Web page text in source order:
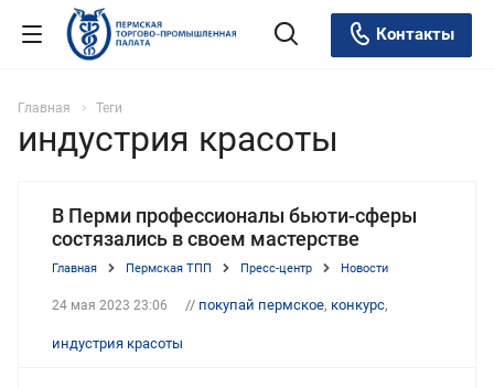
Контакты
Главная Теги
индустрия красоты
В Перми профессионалы бьюти-сферы
состязались в своем мастерстве
Главная Пермская ТПП Пресс-центр Новости
24 мая 2023 23:06 // покупай пермское, конкурс,
индустрия красоты